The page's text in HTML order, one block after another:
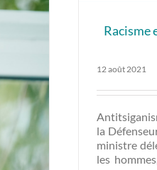
Racisme
12 août 2021
la
ministre
les